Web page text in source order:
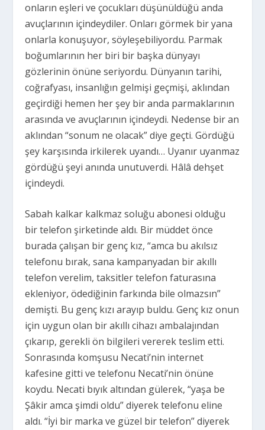
onların eşleri ve çocukları düşünüldüğü anda
avuçlarının içindeydiler. Onları görmek bir yana
onlarla konuşuyor, söyleşebiliyordu. Parmak
boğumlarının her biri bir başka dünyayı
gözlerinin önüne seriyordu. Dünyanın tarihi,
coğrafyası, insanlığın gelmişi geçmişi, aklından
geçirdiği hemen her şey bir anda parmaklarının
arasında ve avuçlarının içindeydi. Nedense bir an
aklından “sonum ne olacak” diye geçti. Gördüğü
şey karşısında irkilerek uyandı… Uyanır uyanmaz
gördüğü şeyi anında unutuverdi. Hâlâ dehşet
içindeydi.
Sabah kalkar kalkmaz soluğu abonesi olduğu
bir telefon şirketinde aldı. Bir müddet önce
burada çalışan bir genç kız, “amca bu akılsız
telefonu bırak, sana kampanyadan bir akıllı
telefon verelim, taksitler telefon faturasına
ekleniyor, ödediğinin farkında bile olmazsın”
demişti. Bu genç kızı arayıp buldu. Genç kız onun
için uygun olan bir akıllı cihazı ambalajından
çıkarıp, gerekli ön bilgileri vererek teslim etti.
Sonrasında komşusu Necati’nin internet
kafesine gitti ve telefonu Necati’nin önüne
koydu. Necati bıyık altından gülerek, “yaşa be
Şâkir amca şimdi oldu” diyerek telefonu eline
aldı. “İyi bir marka ve güzel bir telefon” diyerek